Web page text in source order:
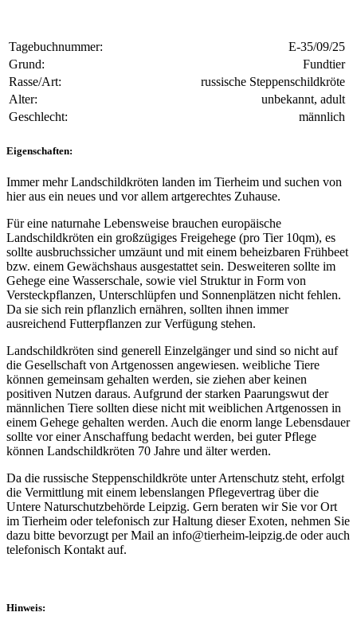
Tagebuchnummer:
E-35/09/25
Grund:
Fundtier
Rasse/Art:
russische Steppenschildkröte
Alter:
unbekannt, adult
Geschlecht:
männlich
Eigenschaften:
Immer mehr Landschildkröten landen im Tierheim und suchen von
hier aus ein neues und vor allem artgerechtes Zuhause.
Für eine naturnahe Lebensweise brauchen europäische
Landschildkröten ein großzügiges Freigehege (pro Tier 10qm), es
sollte ausbruchssicher umzäunt und mit einem beheizbaren Frühbeet
bzw. einem Gewächshaus ausgestattet sein. Desweiteren sollte im
Gehege eine Wasserschale, sowie viel Struktur in Form von
Versteckpflanzen, Unterschlüpfen und Sonnenplätzen nicht fehlen.
Da sie sich rein pflanzlich ernähren, sollten ihnen immer
ausreichend Futterpflanzen zur Verfügung stehen.
Landschildkröten sind generell Einzelgänger und sind so nicht auf
die Gesellschaft von Artgenossen angewiesen. weibliche Tiere
können gemeinsam gehalten werden, sie ziehen aber keinen
positiven Nutzen daraus. Aufgrund der starken Paarungswut der
männlichen Tiere sollten diese nicht mit weiblichen Artgenossen in
einem Gehege gehalten werden. Auch die enorm lange Lebensdauer
sollte vor einer Anschaffung bedacht werden, bei guter Pflege
können Landschildkröten 70 Jahre und älter werden.
Da die russische Steppenschildkröte unter Artenschutz steht, erfolgt
die Vermittlung mit einem lebenslangen Pflegevertrag über die
Untere Naturschutzbehörde Leipzig. Gern beraten wir Sie vor Ort
im Tierheim oder telefonisch zur Haltung dieser Exoten, nehmen Sie
dazu bitte bevorzugt per Mail an info@tierheim-leipzig.de oder auch
telefonisch Kontakt auf.
Hinweis: